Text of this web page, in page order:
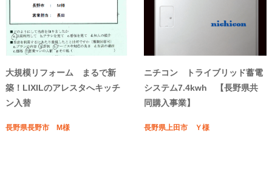
大規模リフォーム まるで新
築！LIXILのアレスタへキッチ
ン入替
長野県長野市 M様
ニチコン トライブリッド蓄電
システム7.4kwh 【長野県共
同購入事業】
長野県上田市 Ｙ様